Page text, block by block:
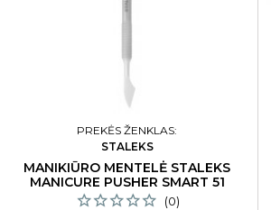
PREKĖS ŽENKLAS:
STALEKS
MANIKIŪRO MENTELĖ STALEKS
MANICURE PUSHER SMART 51
DVIPUSĖ
(0)